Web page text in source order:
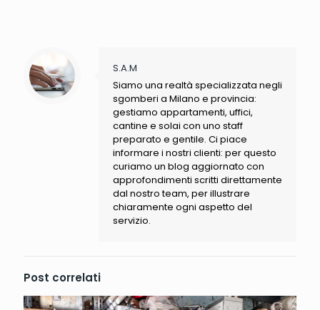
S.A.M
Siamo una realtà specializzata negli
sgomberi a Milano e provincia:
gestiamo appartamenti, uffici,
cantine e solai con uno staff
preparato e gentile. Ci piace
informare i nostri clienti: per questo
curiamo un blog aggiornato con
approfondimenti scritti direttamente
dal nostro team, per illustrare
chiaramente ogni aspetto del
servizio.
Post correlati